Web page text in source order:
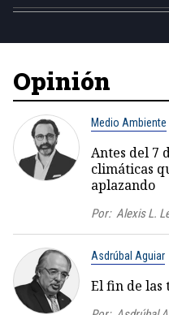
Opinión
Medio Ambiente
Antes del 7
climáticas
aplazando
Por: Alexis L.
Asdrúbal Aguiar
El fin de las